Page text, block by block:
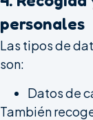
personales
Las tipos de
son:
Datos de
También